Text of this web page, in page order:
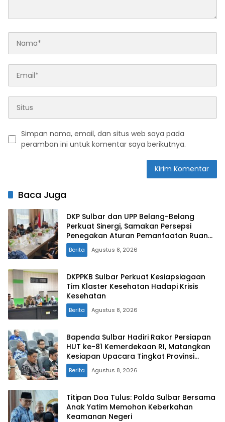
Simpan nama, email, dan situs web saya pada
peramban ini untuk komentar saya berikutnya.
Baca Juga
DKP Sulbar dan UPP Belang-Belang
Perkuat Sinergi, Samakan Persepsi
Penegakan Aturan Pemanfaatan Ruang
Laut
Berita Agustus 8, 2026
DKPPKB Sulbar Perkuat Kesiapsiagaan
Tim Klaster Kesehatan Hadapi Krisis
Kesehatan
Berita Agustus 8, 2026
Bapenda Sulbar Hadiri Rakor Persiapan
HUT ke-81 Kemerdekaan RI, Matangkan
Kesiapan Upacara Tingkat Provinsi
Sulawesi Barat
Berita Agustus 8, 2026
Titipan Doa Tulus: Polda Sulbar Bersama
Anak Yatim Memohon Keberkahan
Keamanan Negeri